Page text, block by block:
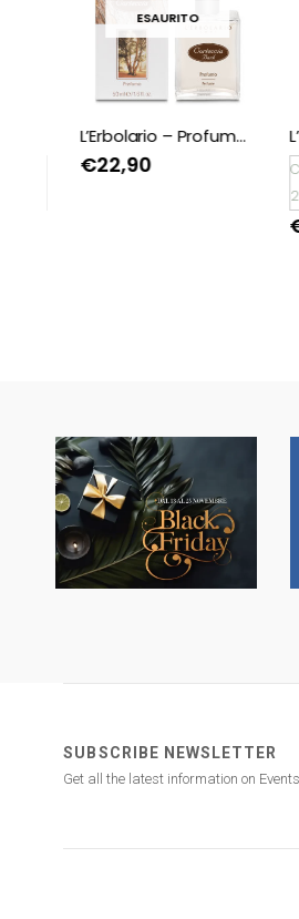
ESAURITO
L’Erbolario – Profumo Corteccia 50 ml
22,90
SUBSCRIBE NEWSLETTER
Get all the latest information on